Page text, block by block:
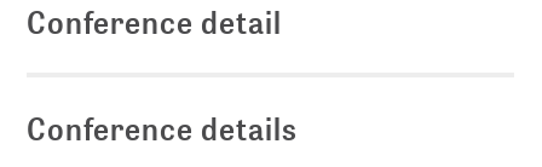
Conference detail
Conference details